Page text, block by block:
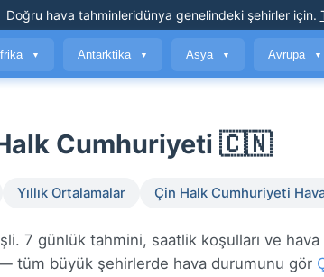
Doğru hava tahminleridünya genelindeki şehirler için.
▼ Antarktika ▼ Asya ▼ Avrupa ▼
Cumhuriyeti 🇨🇳
Yıllık Ortalamalar Çin Halk Cumhuriyeti
7 günlük tahmini, saatlik koşulları ve
tüm büyük şehirlerde hava durumunu gör